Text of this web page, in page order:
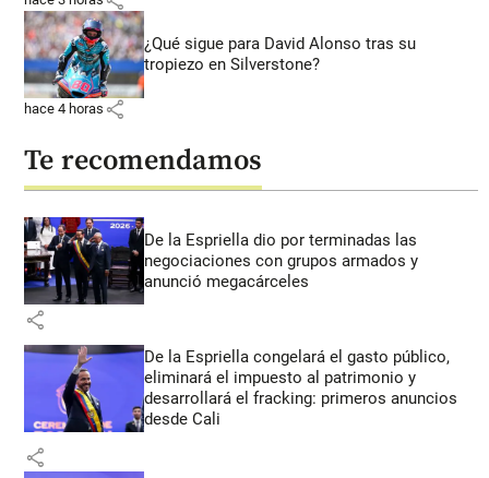
¿Qué sigue para David Alonso tras su
tropiezo en Silverstone?
hace 4 horas share
Te recomendamos
De la Espriella dio por terminadas las
negociaciones con grupos armados y
anunció megacárceles
share
De la Espriella congelará el gasto público,
eliminará el impuesto al patrimonio y
desarrollará el fracking: primeros anuncios
desde Cali
share